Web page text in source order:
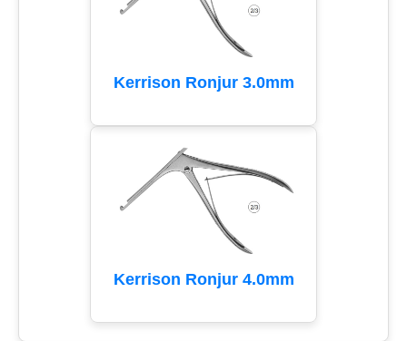
Kerrison Ronjur 3.0mm
Kerrison Ronjur 4.0mm